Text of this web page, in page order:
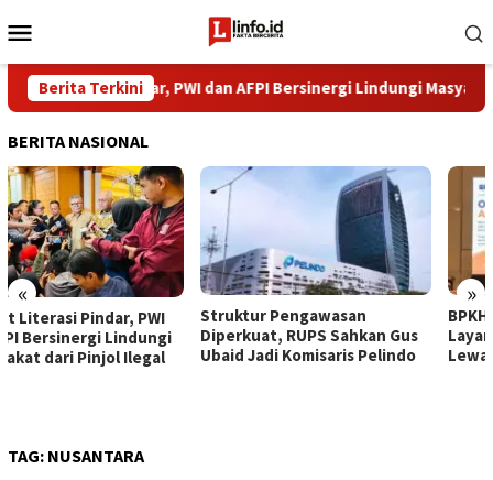
ke
Mobile
Berita Terkini
Literasi Pindar, PWI dan AFPI Bersinergi Lindungi Masyarakat
BERITA NASIONAL
« »
​Struktur Pengawasan
Diperkuat, RUPS Sahkan Gus
Ubaid Jadi Komisaris Pelindo
BPKH Limited Siap Permudah
Layanan Haji dan Umrah
Lewat GoSahl Roadshow 2026
TAG: NUSANTARA